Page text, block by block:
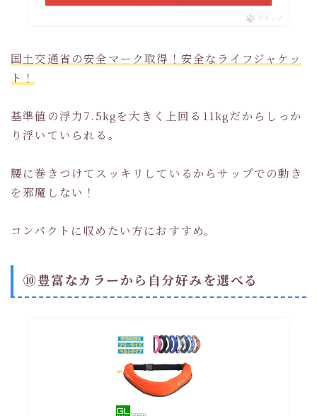
ポチップ
国土交通省の安全マーク取得！安全なライフジャケッ
ト！
基準値の浮力7.5kgを大きく上回る11kgだからしっか
り浮いていられる。
腰に巻きつけてスッキリしているからサップでの動き
を邪魔しない！
コンパクトに収めたい方におすすめ。
⑩豊富なカラーから自分好みを選べる